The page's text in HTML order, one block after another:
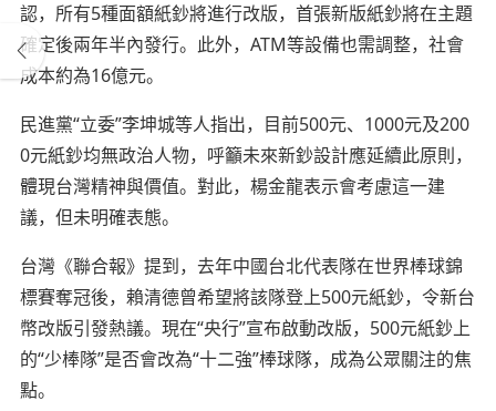
認，所有5種面額紙鈔將進行改版，首張新版紙鈔將在主題
確定後兩年半內發行。此外，ATM等設備也需調整，社會
成本約為16億元。
民進黨“立委”李坤城等人指出，目前500元、1000元及200
0元紙鈔均無政治人物，呼籲未來新鈔設計應延續此原則，
體現台灣精神與價值。對此，楊金龍表示會考慮這一建
議，但未明確表態。
台灣《聯合報》提到，去年中國台北代表隊在世界棒球錦
標賽奪冠後，賴清德曾希望將該隊登上500元紙鈔，令新台
幣改版引發熱議。現在“央行”宣布啟動改版，500元紙鈔上
的“少棒隊”是否會改為“十二強”棒球隊，成為公眾關注的焦
點。